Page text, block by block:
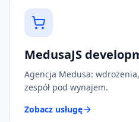
MedusaJS
Agencja Medusa:
zespół pod wynajem.
Zobacz usługę